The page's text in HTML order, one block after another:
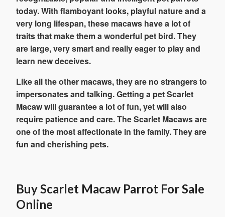
today. With flamboyant looks, playful nature and a
very long lifespan, these macaws have a lot of
traits that make them a wonderful pet bird. They
are large, very smart and really eager to play and
learn new deceives.
Like all the other macaws, they are no strangers to
impersonates and talking. Getting a pet Scarlet
Macaw will guarantee a lot of fun, yet will also
require patience and care. The Scarlet Macaws are
one of the most affectionate in the family. They are
fun and cherishing pets.
Buy Scarlet Macaw Parrot For Sale
Online